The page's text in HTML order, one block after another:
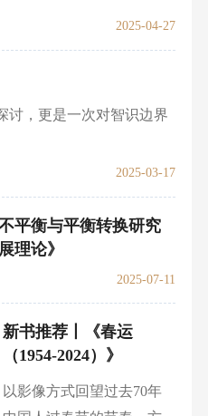
教育被全球化的浪潮卷入
2025-04-27
2025-03-17
理论》